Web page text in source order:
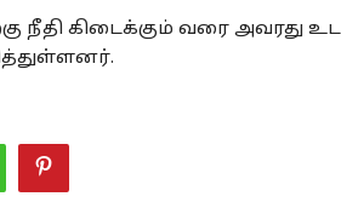
நீதி கிடைக்கும் வரை